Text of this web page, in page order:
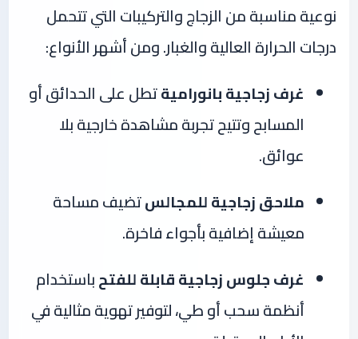
نوعية مناسبة من الزجاج والتركيبات التي تتحمل
درجات الحرارة العالية والغبار. ومن أشهر الأنواع:
غرف زجاجية بانوراميةتطل على الحدائق أو
المسابح وتتيح تجربة مشاهدة خارجية بلا
عوائق.
ملاحق زجاجية للمجالستضيف مساحة
معيشة إضافية بأجواء فاخرة.
غرف جلوس زجاجية قابلة للفتحباستخدام
أنظمة سحب أو طي، لتوفير تهوية مثالية في